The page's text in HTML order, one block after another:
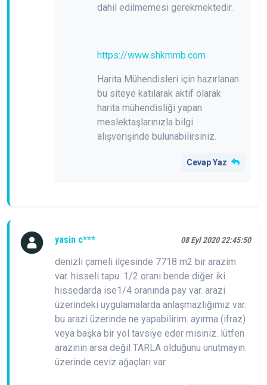
dahil edilmemesi gerekmektedir.
https://www.shkmmb.com
Harita Mühendisleri için hazırlanan
bu siteye katılarak aktif olarak
harita mühendisliği yapan
meslektaşlarınızla bilgi
alışverişinde bulunabilirsiniz.
Cevap Yaz
yasin c*** 08 Eyl 2020 22:45:50
denizli çameli ilçesinde 7718 m2 bir arazim
var. hisseli tapu. 1/2 oranı bende diğer iki
hissedarda ise1/4 oranında pay var. arazi
üzerindeki uygulamalarda anlaşmazlığımız var.
bu arazi üzerinde ne yapabilirim. ayırma (ifraz)
veya başka bir yol tavsiye eder misiniz. lütfen
arazinin arsa değil TARLA olduğunu unutmayın.
üzerinde ceviz ağaçları var.